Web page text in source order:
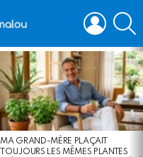
LOGIN
MA GRAND-MÈRE PLAÇAIT
TOUJOURS LES MÊMES PLANTES